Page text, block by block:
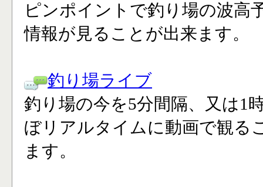
ピンポイントで釣り場の波高
情報が見ることが出来ます。
釣り場ライブ
釣り場の今を5分間隔、又は1
ぼリアルタイムに動画で観る
ます。